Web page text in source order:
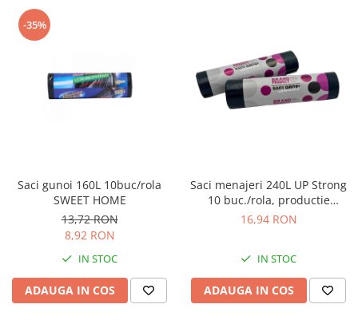
-35%
Saci gunoi 160L 10buc/rola
SWEET HOME
13,72 RON
8,92 RON
IN STOC
ADAUGA IN COS
Saci menajeri 240L UP Strong
10 buc./rola, productie
proprie Unitate Protejata
16,94 RON
IN STOC
ADAUGA IN COS